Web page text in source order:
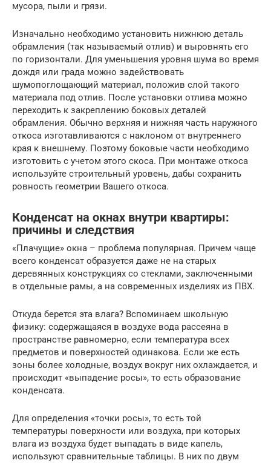
мусора, пыли и грязи.
Изначально необходимо установить нижнюю деталь
обрамления (так называемый отлив) и выровнять его
по горизонтали. Для уменьшения уровня шума во время
дождя или града можно задействовать
шумопоглощающий материал, положив слой такого
материала под отлив. После установки отлива можно
переходить к закреплению боковых деталей
обрамления. Обычно верхняя и нижняя часть наружного
откоса изготавливаются с наклоном от внутреннего
края к внешнему. Поэтому боковые части необходимо
изготовить с учетом этого скоса. При монтаже откоса
используйте строительный уровень, дабы сохранить
ровность геометрии Вашего откоса.
Конденсат на окнах внутри квартиры:
причины и следствия
«Плачущие» окна – проблема популярная. Причем чаще
всего конденсат образуется даже не на старых
деревянных конструкциях со стеклами, заключенными
в отдельные рамы, а на современных изделиях из ПВХ.
Откуда берется эта влага? Вспоминаем школьную
физику: содержащаяся в воздухе вода рассеяна в
пространстве равномерно, если температура всех
предметов и поверхностей одинакова. Если же есть
зоны более холодные, воздух вокруг них охлаждается, и
происходит «выпадение росы», то есть образование
конденсата.
Для определения «точки росы», то есть той
температуры поверхности или воздуха, при которых
влага из воздуха будет выпадать в виде капель,
используют сравнительные таблицы. В них по двум